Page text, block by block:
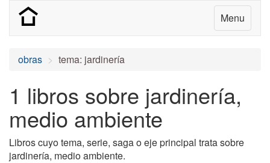
Menu
obras tema: jardinería
1 libros sobre jardinería,
medio ambiente
Libros cuyo tema, serie, saga o eje principal trata sobre
jardinería, medio ambiente.